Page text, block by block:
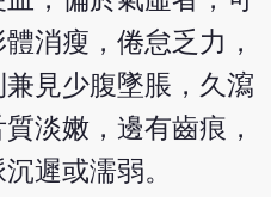
消瘦，倦怠乏力，
見少腹墜脹，久瀉
淡嫩，邊有齒痕，
遲或濡弱。